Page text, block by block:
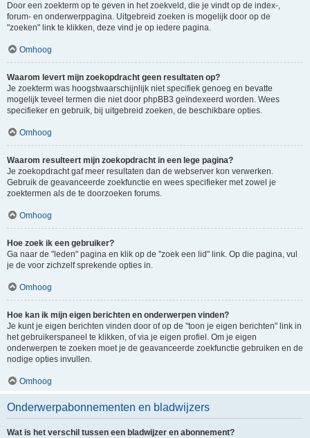
Door een zoekterm op te geven in het zoekveld, die je vindt op de index-,
forum- en onderwerppagina. Uitgebreid zoeken is mogelijk door op de
"zoeken" link te klikken, deze vind je op iedere pagina.
Omhoog
Waarom levert mijn zoekopdracht geen resultaten op?
Je zoekterm was hoogstwaarschijnlijk niet specifiek genoeg en bevatte
mogelijk teveel termen die niet door phpBB3 geïndexeerd worden. Wees
specifieker en gebruik, bij uitgebreid zoeken, de beschikbare opties.
Omhoog
Waarom resulteert mijn zoekopdracht in een lege pagina?
Je zoekopdracht gaf meer resultaten dan de webserver kon verwerken.
Gebruik de geavanceerde zoekfunctie en wees specifieker met zowel je
zoektermen als de te doorzoeken forums.
Omhoog
Hoe zoek ik een gebruiker?
Ga naar de "leden" pagina en klik op de "zoek een lid" link. Op die pagina, vul
je de voor zichzelf sprekende opties in.
Omhoog
Hoe kan ik mijn eigen berichten en onderwerpen vinden?
Je kunt je eigen berichten vinden door of op de "toon je eigen berichten" link in
het gebruikerspaneel te klikken, of via je eigen profiel. Om je eigen
onderwerpen te zoeken moet je de geavanceerde zoekfunctie gebruiken en de
nodige opties invullen.
Omhoog
Onderwerpabonnementen en bladwijzers
Wat is het verschil tussen een bladwijzer en abonnement?